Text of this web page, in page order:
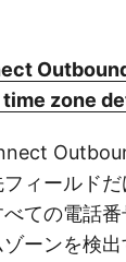
zone
ィールド
ての電話
ーンを検